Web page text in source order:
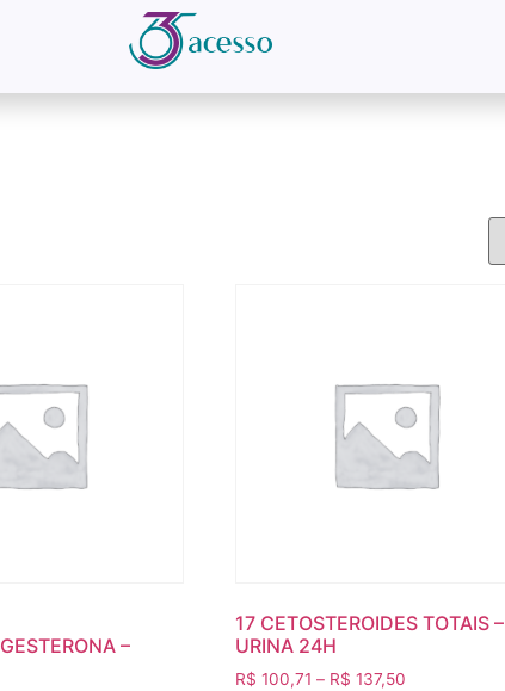
–
17 CETOSTEROIDES TOTAIS –
URINA 24H
R$ 100,71 – R$ 137,50